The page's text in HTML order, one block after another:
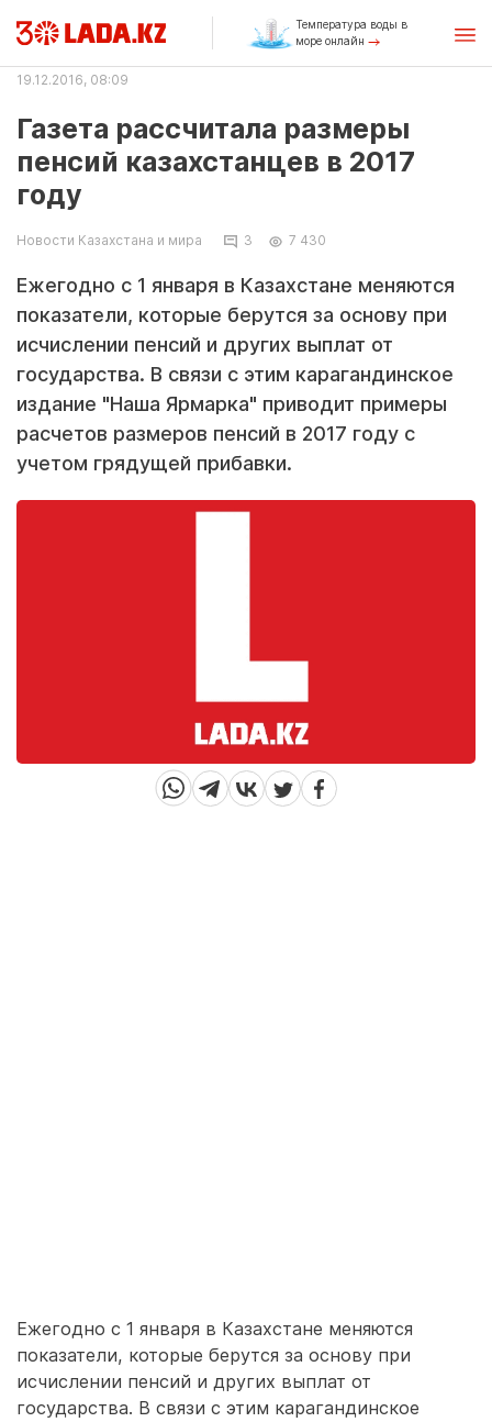
Температура воды в
море онлайн
19.12.2016, 08:09
Газета рассчитала размеры
пенсий казахстанцев в 2017
году
Новости Казахстана и мира 3 7 430
Ежегодно с 1 января в Казахстане меняются
показатели, которые берутся за основу при
исчислении пенсий и других выплат от
государства. В связи с этим карагандинское
издание "Наша Ярмарка" приводит примеры
расчетов размеров пенсий в 2017 году с
учетом грядущей прибавки.
Ежегодно с 1 января в Казахстане меняются
показатели, которые берутся за основу при
исчислении пенсий и других выплат от
государства. В связи с этим карагандинское